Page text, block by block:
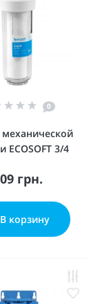
0
ECOSOFT 3/4
грн.
В корзину